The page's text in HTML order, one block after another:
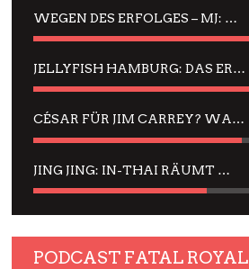
WEGEN DES ERFOLGES – MJ: MICHAEL JACKSON MUSICAL IN EINER MATINEE SEHEN
JELLYFISH HAMBURG: DAS ERFOLGREICHE SOMMER-MENÜ 2025 IN GEFÜHLEN UND BILDERN
CÉSAR FÜR JIM CARREY? WARUM DAS EINER DER NERVIGSTEN ACTORS IST UND BLEIBT
JING JING: IN-THAI RÄUMT WIEDER TITEL AB – EIN ZWEI-STUNDEN-ERLEBNISBERICHT
PODCAST FATAL ROYAL